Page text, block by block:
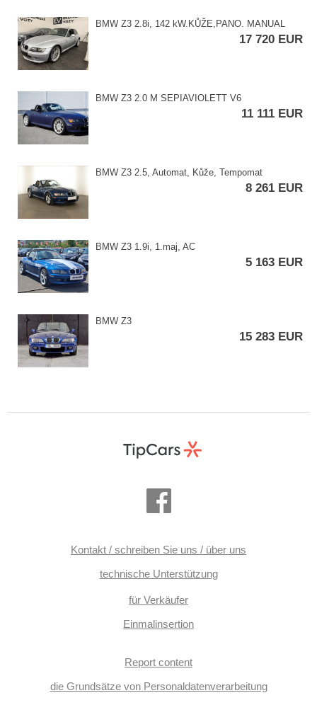
BMW Z3 2.8i,​ 142 kW.KŮŽE,​PANO. MANUAL
17 720 EUR
BMW Z3 2.0 M SEPIAVIOLETT V6
11 111 EUR
BMW Z3 2.5,​ Automat,​ Kůže,​ Tempomat
8 261 EUR
BMW Z3 1.9i,​ 1.maj,​ AC
5 163 EUR
BMW Z3
15 283 EUR
Kontakt / schreiben Sie uns / über uns
technische Unterstützung
für Verkäufer
Einmalinsertion
Report content
die Grundsätze von Personaldatenverarbeitung